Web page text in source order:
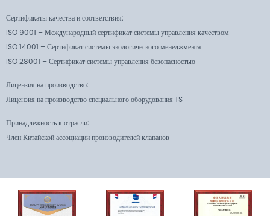
Сертификаты качества и соответствия:
ISO 9001 – Международный сертификат системы управления качеством
ISO 14001 – Сертификат системы экологического менеджмента
ISO 28001 – Сертификат системы управления безопасностью
Лицензия на производство:
Лицензия на производство специального оборудования TS
Принадлежность к отрасли:
Член Китайской ассоциации производителей клапанов